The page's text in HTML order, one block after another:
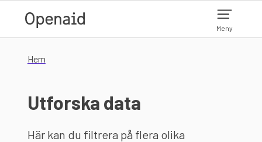
Meny
Hem
Utforska data
Här kan du filtrera på flera olika